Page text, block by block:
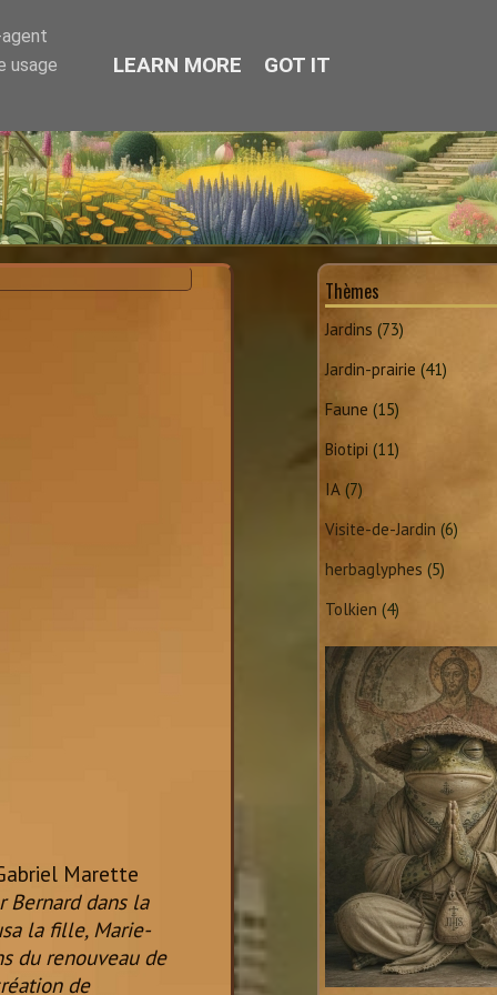
Marette
Bernard dans la
la fille, Marie-
du renouveau de
de
Thèmes
Jardins (73)
Jardin-prairie (41)
Faune (15)
Biotipi (11)
IA (7)
Visite-de-Jardin (6)
herbaglyphes (5)
Tolkien (4)
usage
LEARN MORE GOT IT